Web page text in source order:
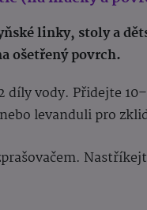
linky, stoly a
ošetřený povrch.
díly vody. Přidejte
levanduli pro